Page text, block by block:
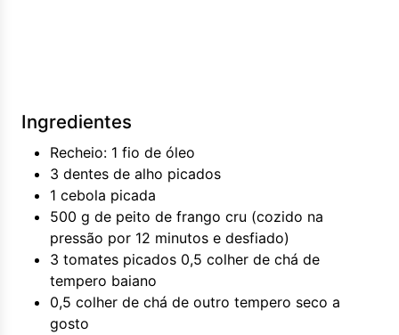
Ingredientes
Recheio: 1 fio de óleo
3 dentes de alho picados
1 cebola picada
500 g de peito de frango cru (cozido na
pressão por 12 minutos e desfiado)
3 tomates picados 0,5 colher de chá de
tempero baiano
0,5 colher de chá de outro tempero seco a
gosto